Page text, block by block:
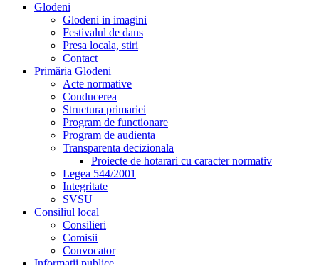
Glodeni
Glodeni in imagini
Festivalul de dans
Presa locala, stiri
Contact
Primăria Glodeni
Acte normative
Conducerea
Structura primariei
Program de functionare
Program de audienta
Transparenta decizionala
Proiecte de hotarari cu caracter normativ
Legea 544/2001
Integritate
SVSU
Consiliul local
Consilieri
Comisii
Convocator